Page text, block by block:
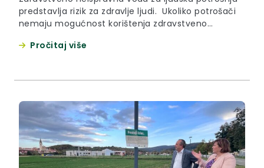
predstavlja rizik za zdravlje ljudi. Ukoliko potrošači
nemaju mogućnost korištenja zdravstveno
preporuča se mjera prokuhavanja vode prije
Stubički,...
Pročitaj više